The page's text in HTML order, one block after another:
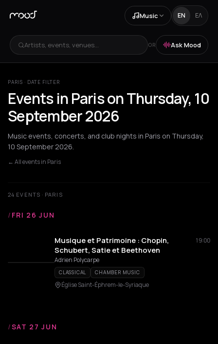
Music EN ΕΛ
Artists, events, venues... OR Ask Mood
PARIS · DATE FILTER
Events in Paris on Thursday, 10
September 2026
Music events, concerts, and club nights in Paris on Thursday,
10 September 2026.
← All events in Paris
24 EVENTS · PARIS
/ FRI 26 JUN
Musique et Patrimoine : Chopin,
Schubert, Satie et Beethoven
19:00
Adrien Polycarpe
CLASSICAL CHAMBER MUSIC
Église Saint-Éphrem-le-Syriaque
/SAT 27 JUN